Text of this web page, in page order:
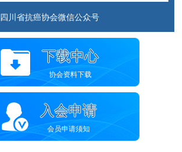
四川省抗癌协会微信公众号
下载中心
协会资料下载
入会申请
会员申请须知